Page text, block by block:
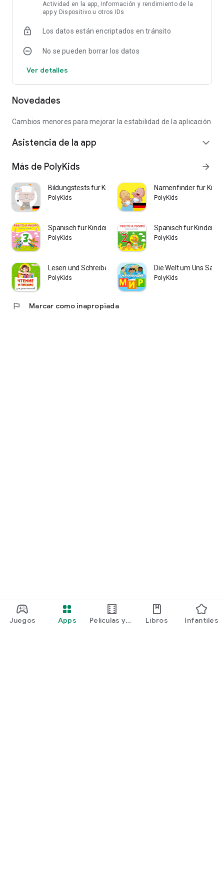
Juegos Apps
Películas y
Libros Infantiles
Actividad en la app, Información y rendimiento de la
app y Dispositivo u otros IDs
Los datos están encriptados en tránsito
No se pueden borrar los datos
Ver detalles
Novedades
Cambios menores para mejorar la estabilidad de la aplicación
Asistencia de la app expand_more
Más de PolyKids arrow_forward
Bildungstests für Kinder
PolyKids
Namenfinder für
PolyKids
Spanisch für Kinder. Niveau 3
PolyKids
Spanisch für Kinder.
PolyKids
Lesen und Schreiben PolyKids
PolyKids
Die Welt um Uns
PolyKids
flag Marcar como inapropiada